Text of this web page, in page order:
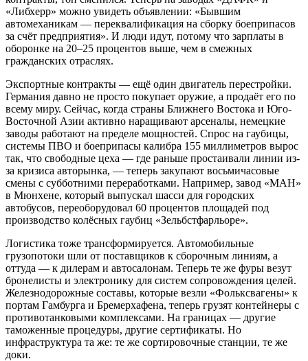
«Либхерр» можно увидеть объявлении: «Бывшим
автомеханикам — переквалификация на сборку боеприпасов
за счёт предприятия». И люди идут, потому что зарплаты в
оборонке на 20–25 процентов выше, чем в смежных
гражданских отраслях.
Экспортные контракты — ещё один двигатель перестройки.
Германия давно не просто покупает оружие, а продаёт его по
всему миру. Сейчас, когда страны Ближнего Востока и Юго-
Восточной Азии активно наращивают арсеналы, немецкие
заводы работают на пределе мощностей. Спрос на гаубицы,
системы ПВО и боеприпасы калибра 155 миллиметров вырос
так, что свободные цеха — где раньше простаивали линии из-
за кризиса авторынка, — теперь закупают восьмичасовые
смены с субботними переработками. Например, завод «МАН»
в Мюнхене, который выпускал шасси для городских
автобусов, переоборудовал 60 процентов площадей под
производство колёсных гаубиц «Зельбстфарльоре».
Логистика тоже трансформируется. Автомобильные
грузопотоки шли от поставщиков к сборочным линиям, а
оттуда — к дилерам и автосалонам. Теперь те же фуры везут
бронелисты и электронику для систем сопровождения целей.
Железнодорожные составы, которые везли «Фольксвагены» к
портам Гамбурга и Бремерхафена, теперь грузят контейнеры с
противотанковыми комплексами. На границах — другие
таможенные процедуры, другие сертификаты. Но
инфраструктура та же: те же сортировочные станции, те же
доки.